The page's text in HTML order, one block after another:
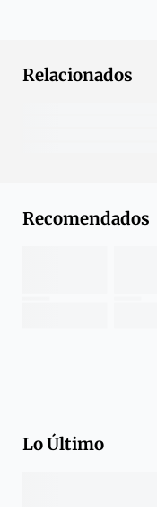
Relacionados
Recomendados
Lo Último